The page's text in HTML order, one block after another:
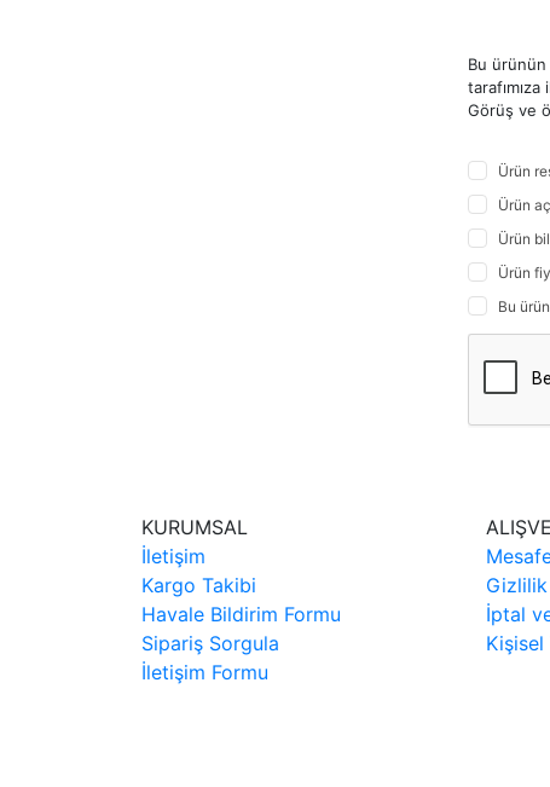
Bu
Görüş ve
Ürün
Ürün
Ürün
Ürün
Bu
KURUMSAL
İletişim
Kargo Takibi
Havale Bildirim Formu
Sipariş Sorgula
İletişim Formu
İptal
Kişisel